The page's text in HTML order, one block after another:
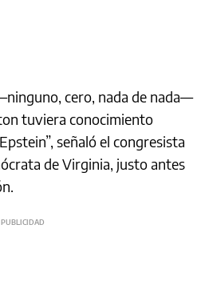
cero, nada de nada—
tuviera conocimiento
señaló el congresista
de Virginia, justo antes